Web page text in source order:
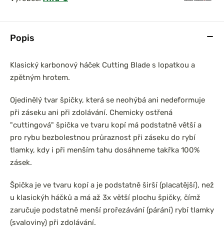
Popis
Klasický karbonový háček Cutting Blade s lopatkou a
zpětným hrotem.
Ojedinělý tvar špičky, která se neohýbá ani nedeformuje
při záseku ani při zdolávání. Chemicky ostřená
"cuttingová" špička ve tvaru kopí má podstatně větší a
pro rybu bezbolestnou průraznost při záseku do rybí
tlamky, kdy i při menším tahu dosáhneme takřka 100%
zásek.
Špička je ve tvaru kopí a je podstatně širší (placatější), než
u klasickýh háčků a má až 3x větší plochu špičky, čímž
zaručuje podstatně menší prořezávání (párání) rybí tlamky
(svaloviny) při zdolávání.